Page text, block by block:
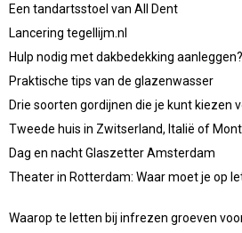
Een tandartsstoel van All Dent
Lancering tegellijm.nl
Hulp nodig met dakbedekking aanleggen?
Praktische tips van de glazenwasser
Drie soorten gordijnen die je kunt kiezen
Tweede huis in Zwitserland, Italië of
Dag en nacht Glaszetter Amsterdam
Theater in Rotterdam: Waar moet je op
Waarop te letten bij infrezen groeven